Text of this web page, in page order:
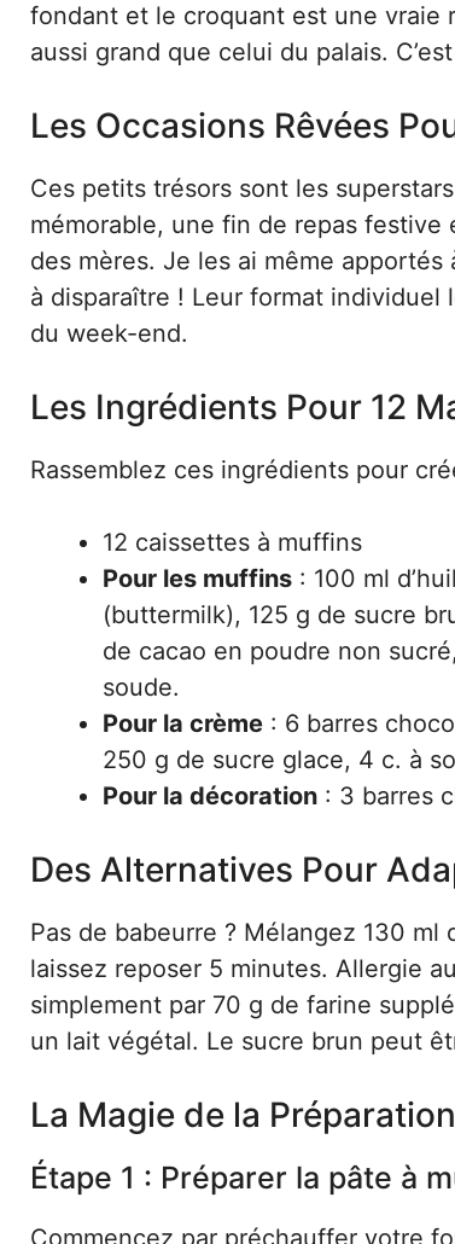
fondant et le croquant est une vraie
aussi grand que celui du palais.
Les Occasions Rêvées
Ces petits trésors sont les
mémorable, une fin de repas
des mères. Je les ai même
à disparaître ! Leur format
du week-end.
Les Ingrédients Pour 12
Rassemblez ces ingrédients pour
12 caissettes à muffins
Pour les muffins : 100 ml
(buttermilk), 125 g de sucre
de cacao en poudre non
soude.
Pour la crème : 6 barres
250 g de sucre glace, 4 c. à
Pour la décoration : 3 barres
Des Alternatives Pour
Pas de babeurre ? Mélangez 130
laissez reposer 5 minutes. Allergie
simplement par 70 g de farine
un lait végétal. Le sucre brun peut
La Magie de la
Étape 1 : Préparer la pâte à
Commencez par préchauffer votre